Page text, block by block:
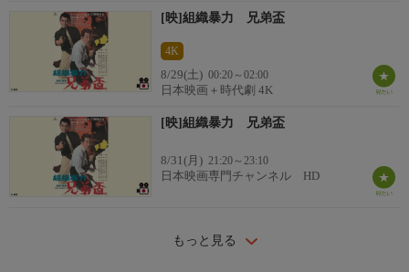
[映]組織暴力 兄弟盃
4K
8/29(土) 00:20～02:00
日本映画＋時代劇 4K
[映]組織暴力 兄弟盃
8/31(月) 21:20～23:10
日本映画専門チャンネル HD
もっと見る